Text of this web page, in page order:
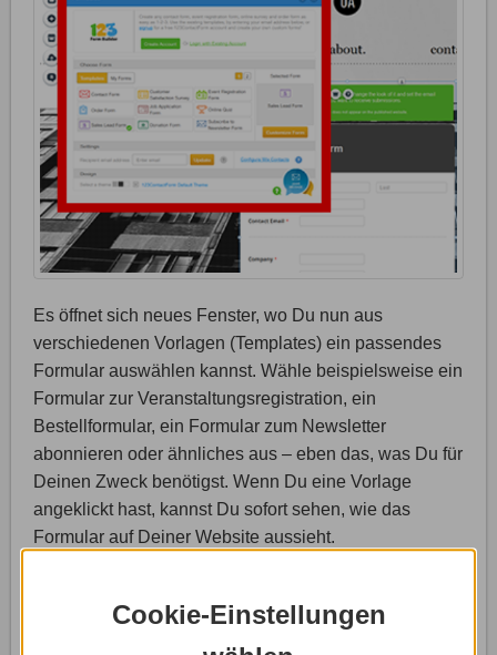
Cookie-Einstellungen
Es öffnet sich neues Fenster, wo Du nun aus
verschiedenen Vorlagen (Templates) ein passendes
Formular auswählen kannst. Wähle beispielsweise ein
Formular zur Veranstaltungsregistration, ein
Bestellformular, ein Formular zum Newsletter
abonnieren oder ähnliches aus – eben das, was Du für
Deinen Zweck benötigst. Wenn Du eine Vorlage
angeklickt hast, kannst Du sofort sehen, wie das
Formular auf Deiner Website aussieht.
erstellen? Dann musst Du Dich zunächst bei 123
Form Builder registrieren. Klicke dafür auf den Button